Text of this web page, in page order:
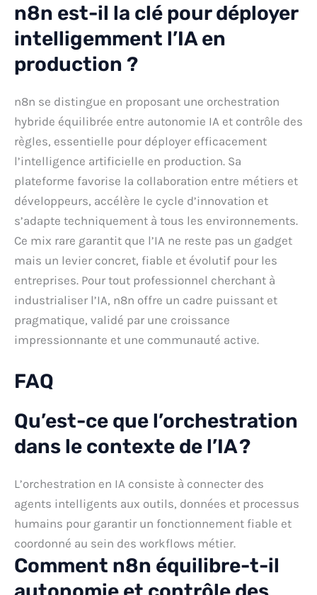
n8n est-il la clé pour déployer
intelligemment l’IA en
production ?
n8n se distingue en proposant une orchestration
hybride équilibrée entre autonomie IA et contrôle des
règles, essentielle pour déployer efficacement
l’intelligence artificielle en production. Sa
plateforme favorise la collaboration entre métiers et
développeurs, accélère le cycle d’innovation et
s’adapte techniquement à tous les environnements.
Ce mix rare garantit que l’IA ne reste pas un gadget
mais un levier concret, fiable et évolutif pour les
entreprises. Pour tout professionnel cherchant à
industrialiser l’IA, n8n offre un cadre puissant et
pragmatique, validé par une croissance
impressionnante et une communauté active.
FAQ
Qu’est-ce que l’orchestration
dans le contexte de l’IA ?
L’orchestration en IA consiste à connecter des
agents intelligents aux outils, données et processus
humains pour garantir un fonctionnement fiable et
coordonné au sein des workflows métier.
Comment n8n équilibre-t-il